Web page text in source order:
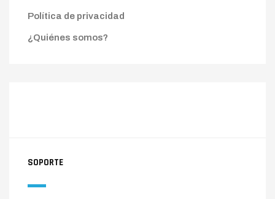
Política de privacidad
¿Quiénes somos?
SOPORTE